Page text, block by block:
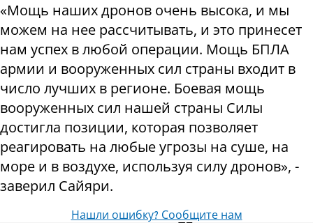
«Мощь наших дронов очень высока, и мы
можем на нее рассчитывать, и это принесет
нам успех в любой операции. Мощь БПЛА
армии и вооруженных сил страны входит в
число лучших в регионе. Боевая мощь
вооруженных сил нашей страны Силы
достигла позиции, которая позволяет
реагировать на любые угрозы на суше, на
море и в воздухе, используя силу дронов», -
заверил Сайяри.
Нашли ошибку? Сообщите нам